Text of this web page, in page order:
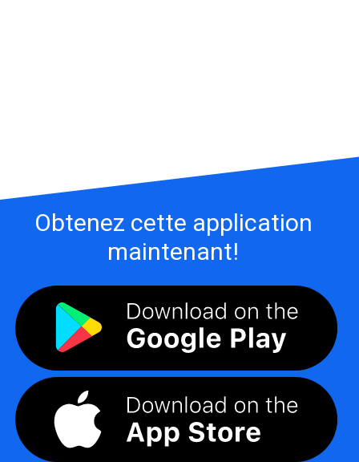
Obtenez cette application
maintenant!